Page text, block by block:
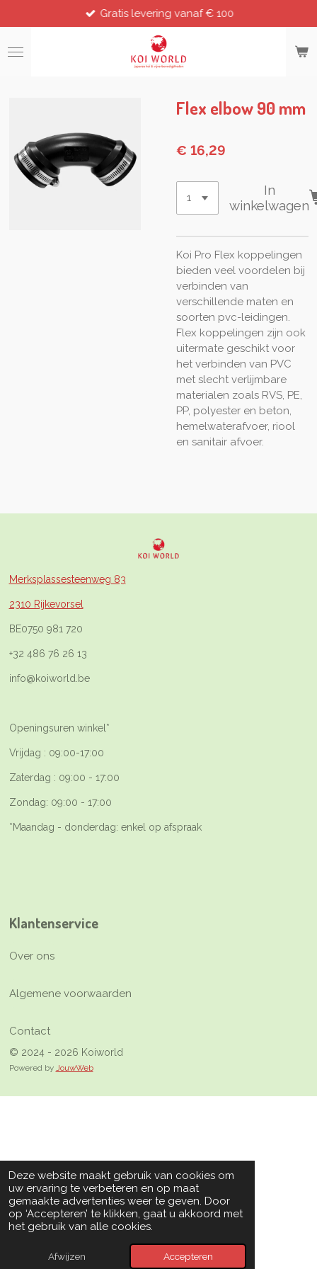
Deze website maakt gebruik van cookies om
uw ervaring te verbeteren en op maat
gemaakte advertenties weer te geven. Door
op ‘Accepteren’ te klikken, gaat u akkoord met
het gebruik van alle cookies.
Afwijzen Accepteren
direct
naar
de
Gratis levering vanaf € 100
Flex elbow 90 mm
€ 16,29
In
winkelwagen
Koi Pro Flex koppelingen
bieden veel voordelen bij
verbinden van
verschillende maten en
soorten pvc-leidingen.
Flex koppelingen zijn ook
uitermate geschikt voor
het verbinden van PVC
met slecht verlijmbare
materialen zoals RVS, PE,
PP, polyester en beton,
hemelwaterafvoer, riool
en sanitair afvoer.
Merksplassesteenweg 83
2310 Rijkevorsel
BE0750 981 720
+32 486 76 26 13
info@koiworld.be
Openingsuren winkel*
Vrijdag : 09:00-17:00
Zaterdag : 09:00 - 17:00
Zondag: 09:00 - 17:00
*Maandag - donderdag: enkel op afspraak
Klantenservice
Over ons
Algemene voorwaarden
Contact
© 2024 - 2026 Koiworld
Powered by JouwWeb